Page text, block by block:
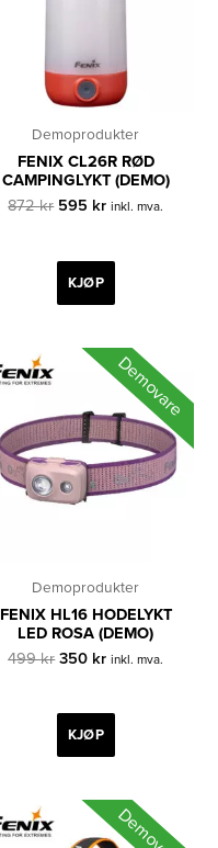
Demoprodukter
FENIX CL26R RØD
CAMPINGLYKT (DEMO)
872kr Opprinnelig
872 kr.
595 krNåværende
595 kr.
inkl. mva.
KJØP
Demovare
Demoprodukter
FENIX HL16 HODELYKT
LED ROSA (DEMO)
499kr Opprinnelig
499 kr.
350 krNåværende
350 kr.
inkl. mva.
KJØP